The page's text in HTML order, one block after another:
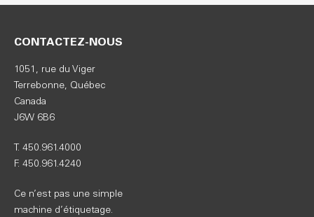
CONTACTEZ-NOUS
1051, rue du Viger
Terrebonne, Québec
Canada
J6W 6B6
T. 450.961.4000
F. 450.961.4240
Ce n’est pas une simple
machine d’étiquetage.